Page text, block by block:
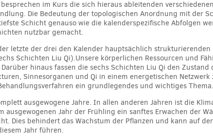
im Kurs die sich hieraus ableitenden
Die Bedeutung der topologischen Anordnung mit der
Schicht genauso wie die kalenderspezifische Abfolgen
nutzbar gemacht.
letzte der drei den Kalender hauptsächlich
Schichten Liu Qi).Unsere körperlichen Ressourcen und
hinaus fassen die sechs Schichten Liu Qi den
Sinnesorganen und Qi in einem energetischen
ein grundlegendes und wichtiges Thema.
ausgewogene Jahre. In allen anderen Jahren ist die
Jahr der Frühling ein sanftes Erwachen der
Dies behindert das Wachstum der Pflanzen und kann auf
Jahr führen.